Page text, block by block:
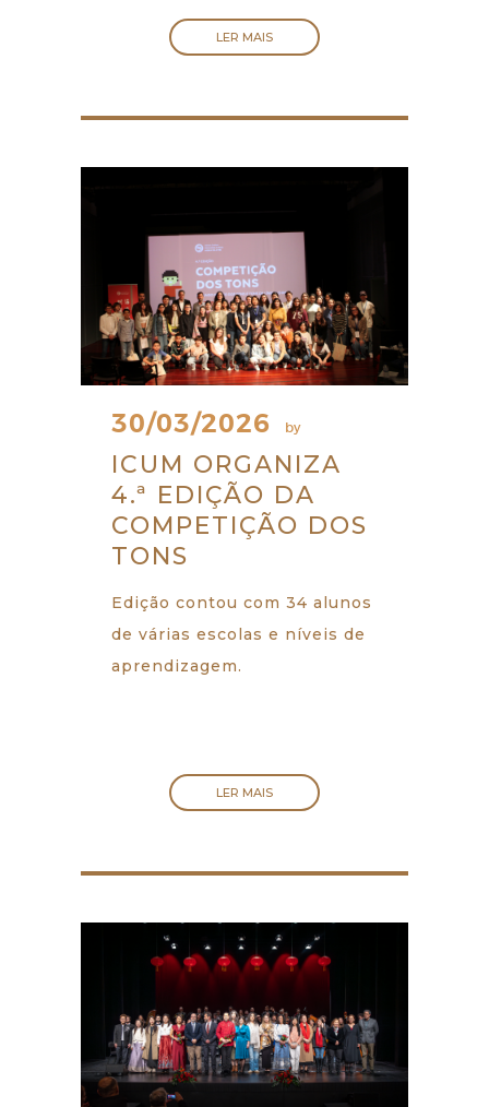
LER MAIS
30/03/2026 by
ICUM ORGANIZA
4.ª EDIÇÃO DA
COMPETIÇÃO DOS
TONS
Edição contou com 34 alunos
de várias escolas e níveis de
aprendizagem.
LER MAIS